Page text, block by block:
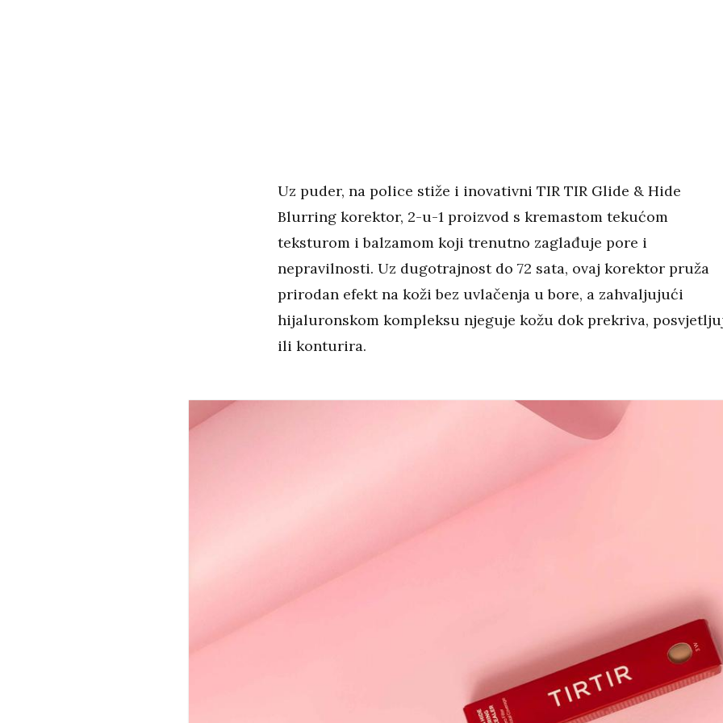
Uz puder, na police stiže i inovativni TIR TIR Glide & Hide
Blurring korektor, 2-u-1 proizvod s kremastom tekućom
teksturom i balzamom koji trenutno zaglađuje pore i
nepravilnosti. Uz dugotrajnost do 72 sata, ovaj korektor pruža
prirodan efekt na koži bez uvlačenja u bore, a zahvaljujući
hijaluronskom kompleksu njeguje kožu dok prekriva,
ili konturira.